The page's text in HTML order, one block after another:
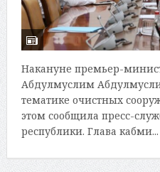
Накануне премьер-
Абдулмуслим
тематике очистных
этом сообщила пресс-
республики. Глава кабми...